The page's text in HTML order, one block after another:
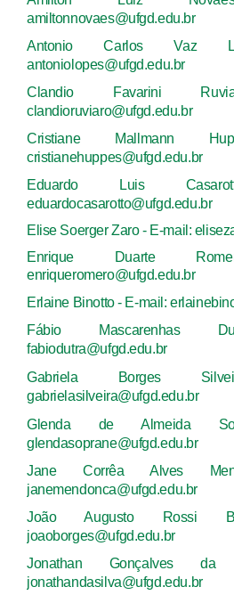
amiltonnovaes@ufgd.edu.br
Antonio Carlos Vaz
antoniolopes@ufgd.edu.br
Clandio Favarini
clandioruviaro@ufgd.edu.br
Cristiane Mallmann
cristianehuppes@ufgd.edu.br
Eduardo Luis
eduardocasarotto@ufgd.edu.br
Elise Soerger Zaro - E-mail:
Enrique Duarte
enriqueromero@ufgd.edu.br
Erlaine Binotto - E-mail:
Fábio Mascarenhas
fabiodutra@ufgd.edu.br
Gabriela Borges
gabrielasilveira@ufgd.edu.br
Glenda de Almeida
glendasoprane@ufgd.edu.br
Jane Corrêa Alves
janemendonca@ufgd.edu.br
João Augusto Rossi
joaoborges@ufgd.edu.br
Jonathan Gonçalves
jonathandasilva@ufgd.edu.br